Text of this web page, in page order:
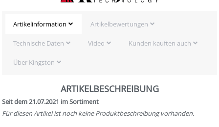
Artikelinformation Artikelbewertungen
Technische Daten Video Kunden kauften auch
Über Kingston
ARTIKELBESCHREIBUNG
Seit dem 21.07.2021 im Sortiment
Für diesen Artikel ist noch keine Produktbeschreibung vorhanden.